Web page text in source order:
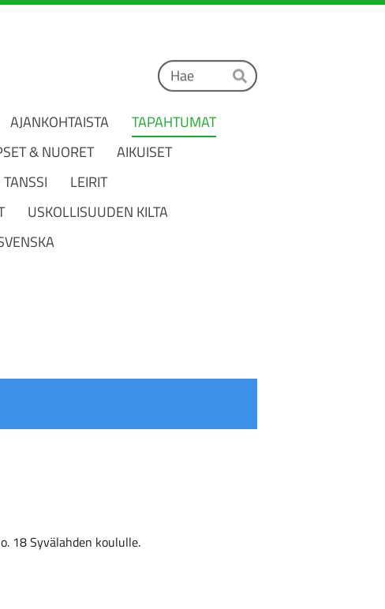
Haku
Hae
AJANKOHTAISTA
TAPAHTUMAT
& NUORET
AIKUISET
TANSSI
LEIRIT
USKOLLISUUDEN KILTA
18 Syvälahden koululle.